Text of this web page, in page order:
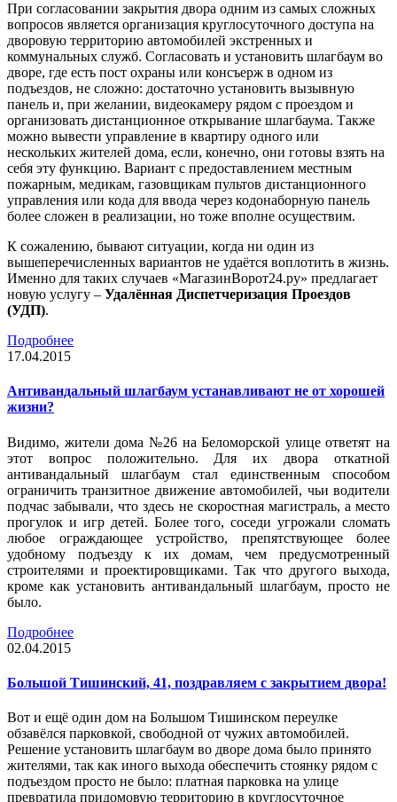
При согласовании закрытия двора одним из самых сложных
вопросов является организация круглосуточного доступа на
дворовую территорию автомобилей экстренных и
коммунальных служб. Согласовать и установить шлагбаум во
дворе, где есть пост охраны или консъерж в одном из
подъездов, не сложно: достаточно установить вызывную
панель и, при желании, видеокамеру рядом с проездом и
организовать дистанционное открывание шлагбаума. Также
можно вывести управление в квартиру одного или
нескольких жителей дома, если, конечно, они готовы взять на
себя эту функцию. Вариант с предоставлением местным
пожарным, медикам, газовщикам пультов дистанционного
управления или кода для ввода через кодонаборную панель
более сложен в реализации, но тоже вполне осуществим.
К сожалению, бывают ситуации, когда ни один из
вышеперечисленных вариантов не удаётся воплотить в жизнь.
Именно для таких случаев «МагазинВорот24.ру» предлагает
новую услугу – Удалённая Диспетчеризация Проездов
(УДП).
Подробнее
17.04.2015
Антивандальный шлагбаум устанавливают не от хорошей
жизни?
Видимо, жители дома №26 на Беломорской улице ответят на
этот вопрос положительно. Для их двора откатной
антивандальный шлагбаум стал единственным способом
ограничить транзитное движение автомобилей, чьи водители
подчас забывали, что здесь не скоростная магистраль, а место
прогулок и игр детей. Более того, соседи угрожали сломать
любое ограждающее устройство, препятствующее более
удобному подъезду к их домам, чем предусмотренный
строителями и проектировщиками. Так что другого выхода,
кроме как установить антивандальный шлагбаум, просто не
было.
Подробнее
02.04.2015
Большой Тишинский, 41, поздравляем с закрытием двора!
Вот и ещё один дом на Большом Тишинском переулке
обзавёлся парковкой, свободной от чужих автомобилей.
Решение установить шлагбаум во дворе дома было принято
жителями, так как иного выхода обеспечить стоянку рядом с
подъездом просто не было: платная парковка на улице
превратила придомовую территорию в круглосуточное